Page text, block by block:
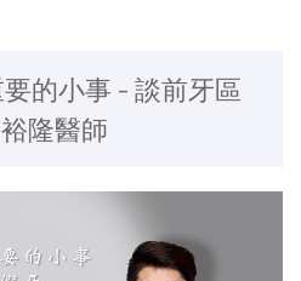
的小事 - 談前牙區
隆醫師